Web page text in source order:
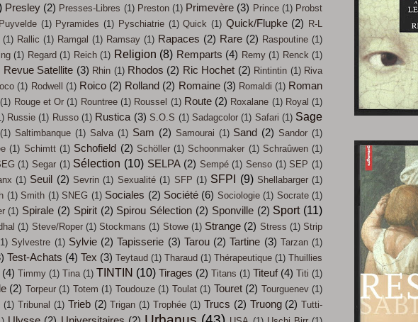
Presley (2) Presses-Libres (1) Preston (1) Primevère (3) Prince (1) Probst
Puyvelde (1) Pyramides (1) Pyschiatrie (1) Quick (1) Quick/Flupke (2) R-L
(1) Rallic (1) Ramgal (1) Ramsay (1) Rapaces (2) Rare (2) Raspoutine (1)
(1) Regard (1) Reich (1) Religion (8) Remparts (4) Remy (1) Renck (1)
Revue Satellite (3) Rhin (1) Rhodos (2) Ric Hochet (2) Rintintin (1) Riva
(1) Rodwell (1) Roico (2) Rolland (2) Romaine (3) Romaldi (1) Roman
(1) Rouge et Or (1) Rountree (1) Roussel (1) Route (2) Roxalane (1) Royal (1)
Russie (1) Russo (1) Rustica (3) S.O.S (1) Sadagcolor (1) Safari (1) Sage
(1) Saltimbanque (1) Salva (1) Sam (2) Samourai (1) Sand (2) Sandor (1)
(1) Schimtt (1) Schofield (2) Schöller (1) Schoonmaker (1) Schraûwen (1)
(1) Segar (1) Sélection (10) SELPA (2) Sempé (1) Senso (1) SEP (1)
(1) Seuil (2) Sevrin (1) Sexualité (1) SFP (1) SFPI (9) Shellabarger (1)
(1) Smith (1) SNEG (1) Sociales (2) Société (6) Sociologie (1) Socrate (1)
(1) Spirale (2) Spirit (2) Spirou Sélection (2) Sponville (2) Sport (11)
(1) Steve/Roper (1) Stockmans (1) Stowe (1) Strange (2) Stress (1) Strip
Sylvestre (1) Sylvie (2) Tapisserie (3) Tarou (2) Tartine (3) Tarzan (1)
Test-Achats (4) Tex (3) Teytaud (1) Tharaud (1) Thérapeutique (1) Thuillies
(4) Timmy (1) Tina (1) TINTIN (10) Tirages (2) Titans (1) Titeuf (4) Titi (1)
(2) Torpeur (1) Totem (1) Toudouze (1) Toulat (1) Touret (2) Tourguenev (1)
(1) Tribunal (1) Trieb (2) Trigan (1) Trophée (1) Trucs (2) Truong (2) Tutti-